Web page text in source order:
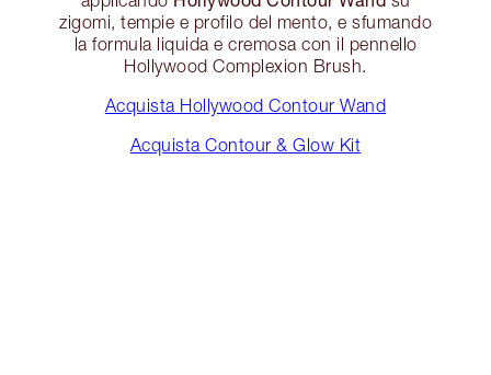
zigomi, tempie e profilo del mento, e sfumando
la formula liquida e cremosa con il pennello
Hollywood Complexion Brush.
Acquista Hollywood Contour Wand
Acquista Contour & Glow Kit